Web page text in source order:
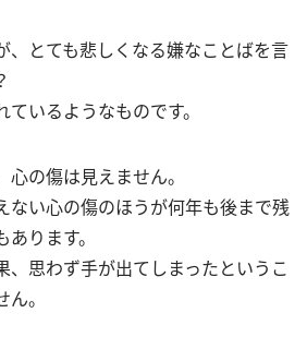
、とても悲しくなる嫌なことばを言
いるようなものです。
の傷は見えません。
ない心の傷のほうが何年も後まで残
ります。
、思わず手が出てしまったというこ
。